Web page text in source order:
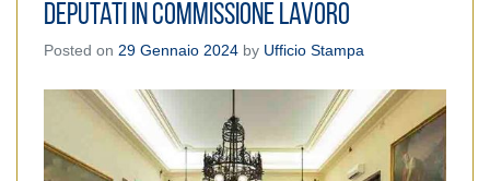
Deputati in Commissione Lavoro
Posted on 29 Gennaio 2024 by Ufficio Stampa